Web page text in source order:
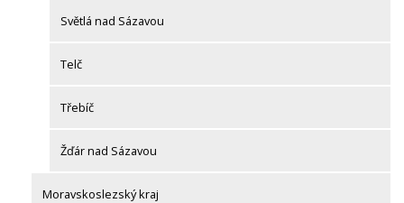
Světlá nad Sázavou
Telč
Třebíč
Žďár nad Sázavou
Moravskoslezský kraj